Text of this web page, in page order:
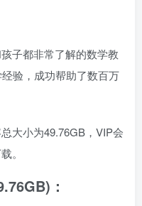
子都非常了解的数学教
验，成功帮助了数百万
小为49.76GB，VIP会
。
：